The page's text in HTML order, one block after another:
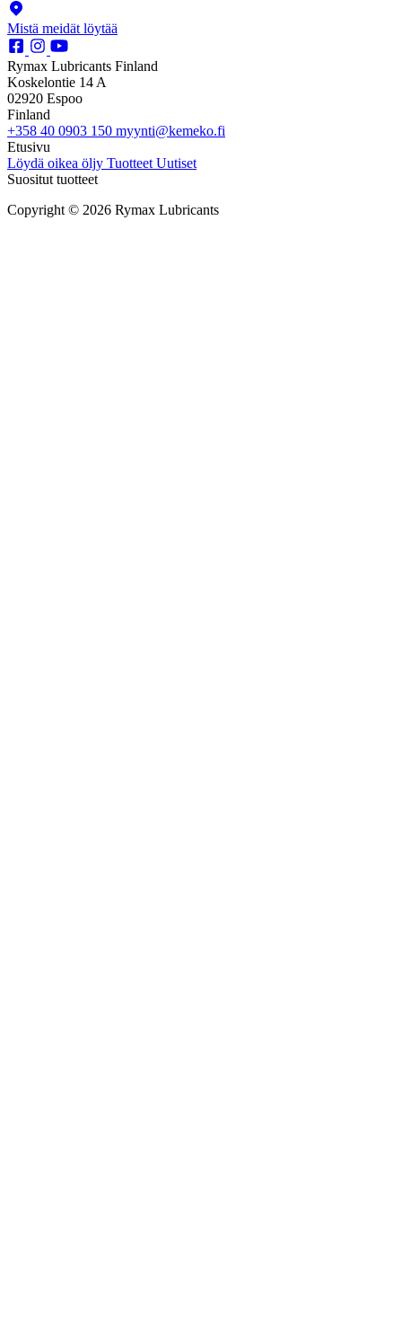
Mistä meidät löytää
Rymax Lubricants Finland
Koskelontie 14 A
02920 Espoo
Finland
+358 40 0903 150 myynti@kemeko.fi
Etusivu
Löydä oikea öljy Tuotteet Uutiset
Suositut tuotteet
Copyright © 2026 Rymax Lubricants